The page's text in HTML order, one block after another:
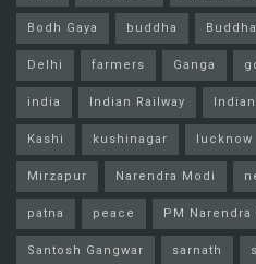
Bodh Gaya buddha
Delhi farmers Ganga
india Indian Railway
Kashi kushinagar lucknow
Mirzapur Narendra Modi
patna peace PM Narendra
Santosh Gangwar sarnath